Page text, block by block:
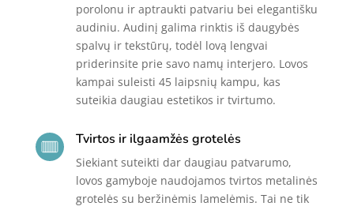
porolonu ir aptraukti patvariu bei elegantišku
audiniu. Audinį galima rinktis iš daugybės
spalvų ir tekstūrų, todėl lovą lengvai
priderinsite prie savo namų interjero. Lovos
kampai suleisti 45 laipsnių kampu, kas
suteikia daugiau estetikos ir tvirtumo.
Tvirtos ir ilgaamžės grotelės
Siekiant suteikti dar daugiau patvarumo,
lovos gamyboje naudojamos tvirtos metalinės
grotelės su beržinėmis lamelėmis. Tai ne tik